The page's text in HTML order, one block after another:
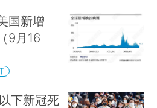
国新增
9月16
下新冠死